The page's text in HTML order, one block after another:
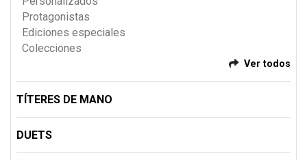
Protagonistas
Ediciones especiales
Colecciones
Ver todos
TÍTERES DE MANO
DUETS